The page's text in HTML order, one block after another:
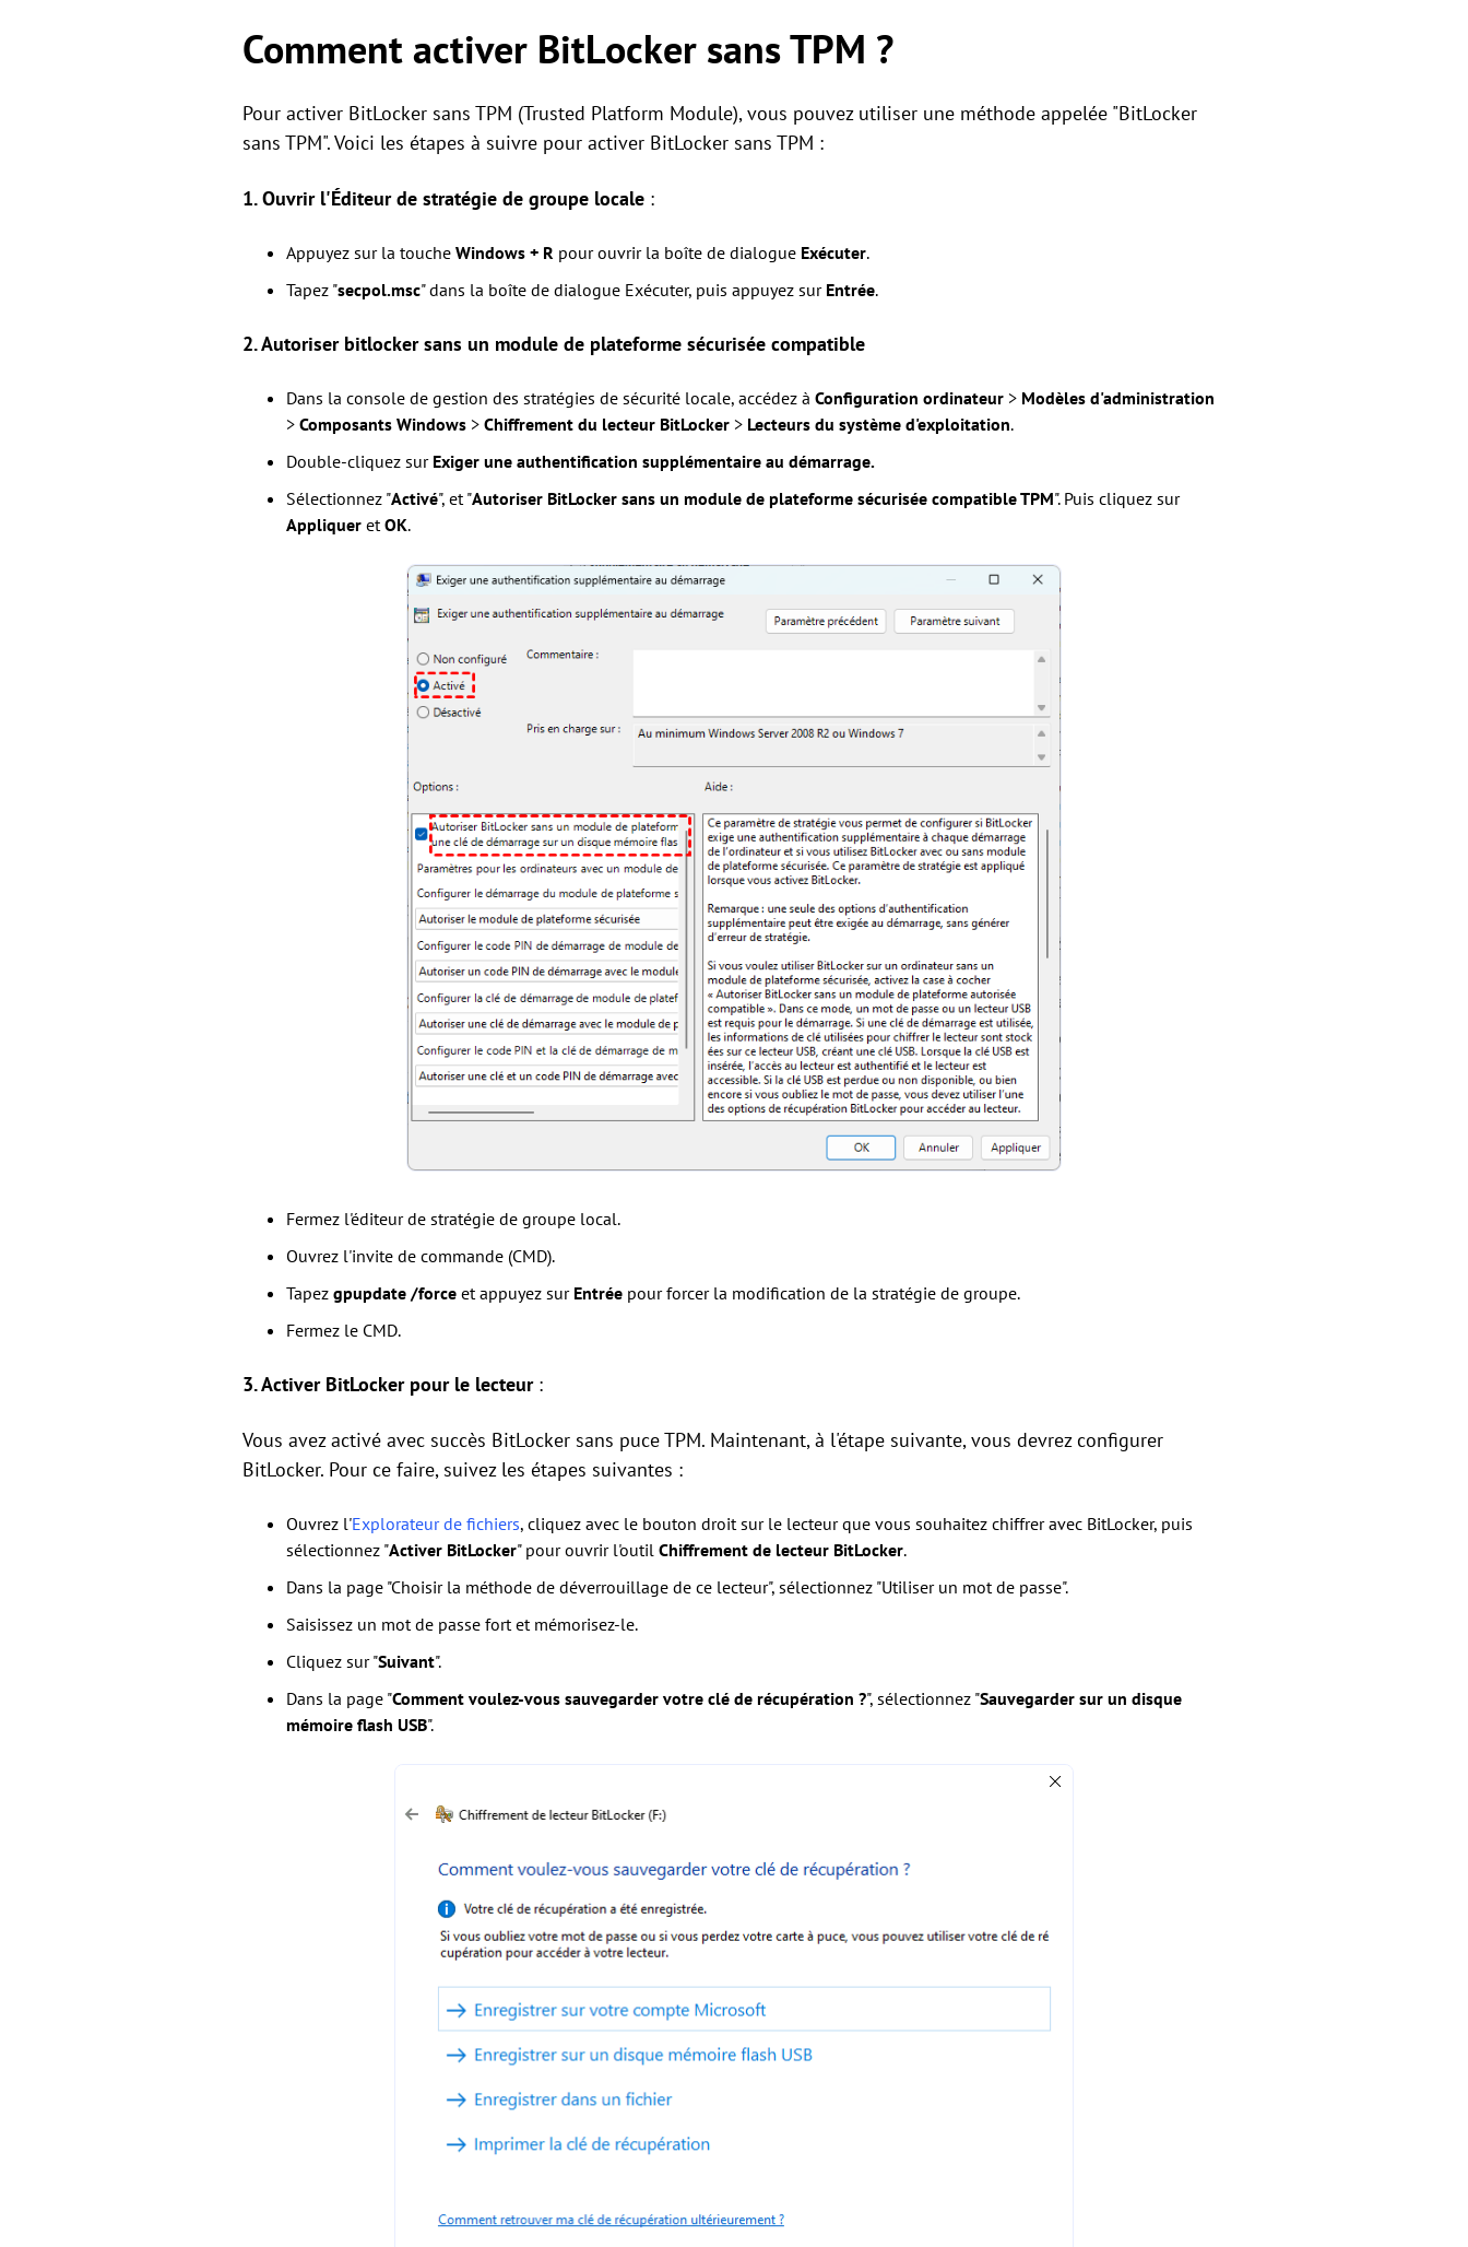
Comment activer BitLocker sans TPM ?
Pour activer BitLocker sans TPM (Trusted Platform Module), vous pouvez utiliser une méthode appelée "BitLocker
sans TPM". Voici les étapes à suivre pour activer BitLocker sans TPM :
1. Ouvrir l'Éditeur de stratégie de groupe locale :
Appuyez sur la touche Windows + R pour ouvrir la boîte de dialogue Exécuter.
Tapez "secpol.msc" dans la boîte de dialogue Exécuter, puis appuyez sur Entrée.
2. Autoriser bitlocker sans un module de plateforme sécurisée compatible
Dans la console de gestion des stratégies de sécurité locale, accédez à Configuration ordinateur > Modèles d'administration
> Composants Windows > Chiffrement du lecteur BitLocker > Lecteurs du système d'exploitation.
Double-cliquez sur Exiger une authentification supplémentaire au démarrage.
Sélectionnez "Activé", et "Autoriser BitLocker sans un module de plateforme sécurisée compatible TPM". Puis cliquez sur
Appliquer etOK.
Fermez l'éditeur de stratégie de groupe local.
Ouvrez l'invite de commande (CMD).
Tapez gpupdate /force et appuyez sur Entrée pour forcer la modification de la stratégie de groupe.
Fermez le CMD.
3. Activer BitLocker pour le lecteur:
Vous avez activé avec succès BitLocker sans puce TPM. Maintenant, à l'étape suivante, vous devrez configurer
BitLocker. Pour ce faire, suivez les étapes suivantes :
Ouvrez l'Explorateur de fichiers, cliquez avec le bouton droit sur le lecteur que vous souhaitez chiffrer avec BitLocker, puis
sélectionnez "Activer BitLocker" pour ouvrir l'outil Chiffrement de lecteur BitLocker.
Dans la page "Choisir la méthode de déverrouillage de ce lecteur", sélectionnez "Utiliser un mot de passe".
Saisissez un mot de passe fort et mémorisez-le.
Cliquez sur "Suivant".
Dans la page "Comment voulez-vous sauvegarder votre clé de récupération ?", sélectionnez "Sauvegarder sur un disque
mémoire flash USB".